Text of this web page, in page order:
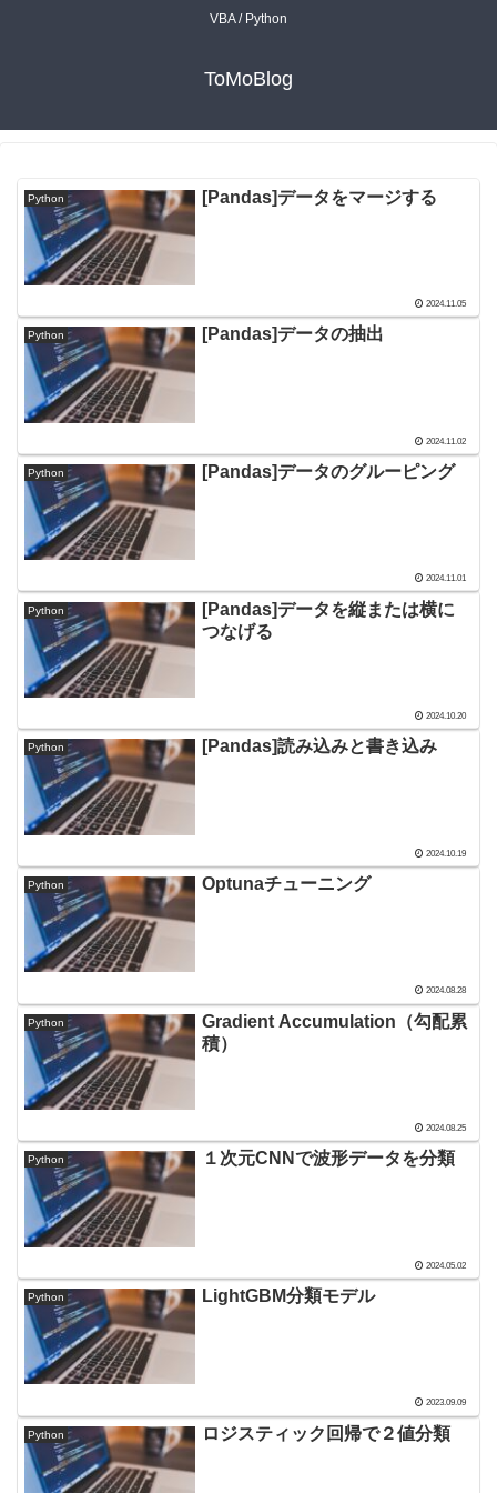
VBA / Python
ToMoBlog
Python [Pandas]データをマージする
2024.11.05
Python [Pandas]データの抽出
2024.11.02
Python [Pandas]データのグルーピング
2024.11.01
Python
[Pandas]データを縦または横に
つなげる
2024.10.20
Python [Pandas]読み込みと書き込み
2024.10.19
Python Optunaチューニング
2024.08.28
Python
Gradient Accumulation（勾配累
積）
2024.08.25
Python １次元CNNで波形データを分類
2024.05.02
Python LightGBM分類モデル
2023.09.09
Python ロジスティック回帰で２値分類